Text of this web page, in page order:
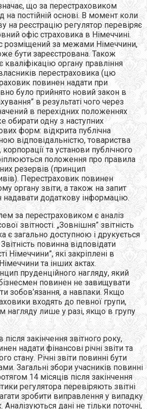
що за перестраховиком
на постійній основі. В момент коли
на реєстрацію регулятор перевіряє
офіс страховика в Німеччині.
розміщений за межами Німеччини,
бути зареєстрована. Також
кваліфікацію органу правління
перестраховика (цю
повинен надати при
було прийнято новий закон в
в результаті чого через
в перехідних положеннях
обирати одну з наступних
форм: відкрита публічна
відповідальністю, товариства
та установи публічного
положення про правила
резервів (принцип
Перестраховик повинен
органу звіти, а також на запит
надавати додаткову інформацію.
за перестраховиком є аналіз
звітності. „Зовнішня” звітність
є загально доступною і друкується
повинна відповідати
Німеччини”, які закріплені в
та інших актах.
пруденційного нагляду, який
повинен не завищувати
зобов’язання, а навпаки. Якщо
входять до певної групи,
нагляду лише у разі, якщо в групу
закінчення звітного року,
надати фінансові річні звіти та
стану. Річні звіти повинні бути
Загальні збори учасників повинні
14 місяців після закінчення
регулятора перевіряють звітні
зробити виправлення у випадку
дані не тільки поточні,